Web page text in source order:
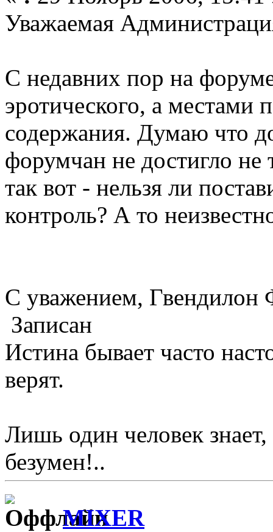
Уважаемая
С недавних пор на
эротического, а местами
содержания. Думаю что
форумчан не достигло не
так вот - нельзя ли
контроль? А то
С уважением, Гвендилон
Записан
Истина бывает часто
верят.
Лишь один человек
безумен!..
MIXER